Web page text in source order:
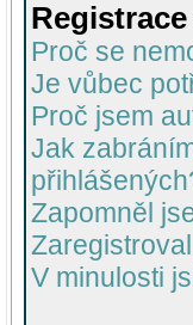
Proč se
Je vůbec
Proč jsem
Jak
Zapomněl
V minulosti